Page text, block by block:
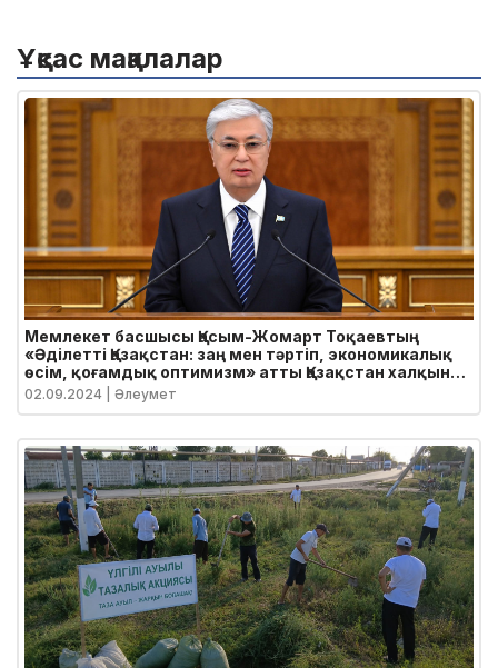
Ұқсас мақалалар
Мемлекет басшысы Қасым-Жомарт Тоқаевтың
«Әділетті Қазақстан: заң мен тәртіп, экономикалық
өсім, қоғамдық оптимизм» атты Қазақстан халқына
Жолдауы
02.09.2024 | Әлеумет